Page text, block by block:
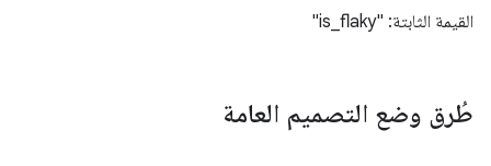
القيمة الثابتة: "is_flaky"
طُرق وضع التصميم العامة